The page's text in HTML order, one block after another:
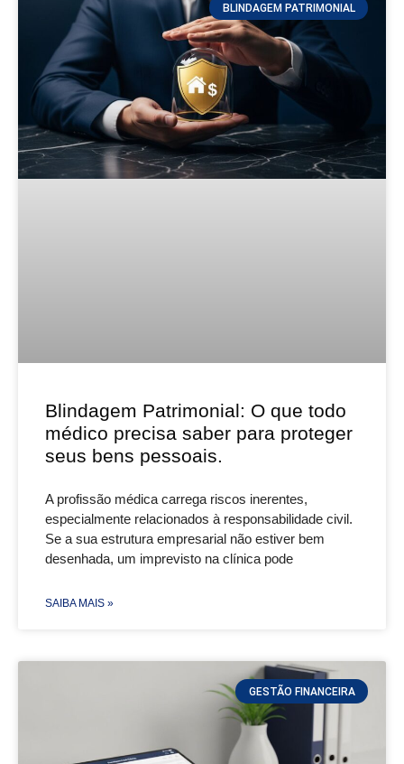
BLINDAGEM PATRIMONIAL
Blindagem Patrimonial: O que todo
médico precisa saber para proteger
seus bens pessoais.
A profissão médica carrega riscos inerentes,
especialmente relacionados à responsabilidade civil.
Se a sua estrutura empresarial não estiver bem
desenhada, um imprevisto na clínica pode
SAIBA MAIS »
GESTÃO FINANCEIRA